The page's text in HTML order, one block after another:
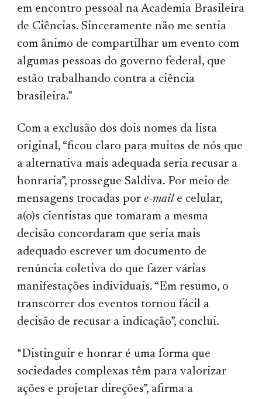
em encontro pessoal na Academia Brasileira
de Ciências. Sinceramente não me sentia
com ânimo de compartilhar um evento com
algumas pessoas do governo federal, que
estão trabalhando contra a ciência
brasileira.”
Com a exclusão dos dois nomes da lista
original, “ficou claro para muitos de nós que
a alternativa mais adequada seria recusar a
honraria”, prossegue Saldiva. Por meio de
mensagens trocadas pore-maile celular,
a(o)s cientistas que tomaram a mesma
decisão concordaram que seria mais
adequado escrever um documento de
renúncia coletiva do que fazer várias
manifestações individuais. “Em resumo, o
transcorrer dos eventos tornou fácil a
decisão de recusar a indicação”, conclui.
“Distinguir e honrar é uma forma que
sociedades complexas têm para valorizar
ações e projetar direções”, afirma a